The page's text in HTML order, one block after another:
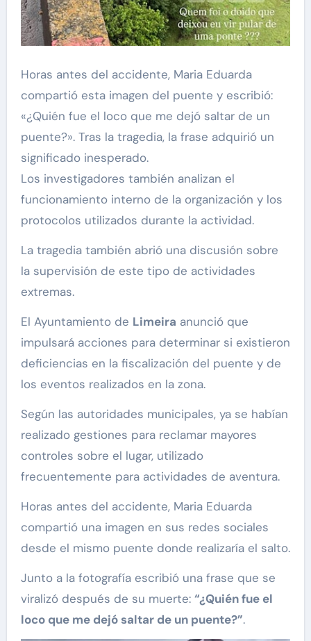
Horas antes del accidente, Maria Eduarda
compartió esta imagen del puente y escribió:
«¿Quién fue el loco que me dejó saltar de un
puente?». Tras la tragedia, la frase adquirió un
significado inesperado.
Los investigadores también analizan el
funcionamiento interno de la organización y los
protocolos utilizados durante la actividad.
La tragedia también abrió una discusión sobre
la supervisión de este tipo de actividades
extremas.
El Ayuntamiento de Limeira anunció que
impulsará acciones para determinar si existieron
deficiencias en la fiscalización del puente y de
los eventos realizados en la zona.
Según las autoridades municipales, ya se habían
realizado gestiones para reclamar mayores
controles sobre el lugar, utilizado
frecuentemente para actividades de aventura.
Horas antes del accidente, Maria Eduarda
compartió una imagen en sus redes sociales
desde el mismo puente donde realizaría el salto.
Junto a la fotografía escribió una frase que se
viralizó después de su muerte: “¿Quién fue el
loco que me dejó saltar de un puente?”.